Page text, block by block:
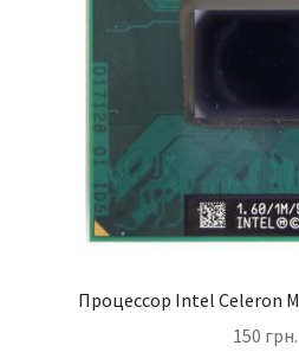
Процессор Intel Celeron M
150 грн.